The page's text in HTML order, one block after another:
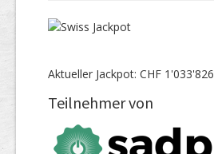
Aktueller Jackpot: CHF 1'033'826
Teilnehmer von